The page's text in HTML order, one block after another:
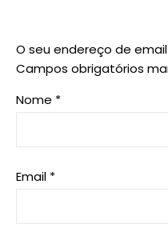
O seu endereço de
Campos obrigatórios
Nome *
Email *